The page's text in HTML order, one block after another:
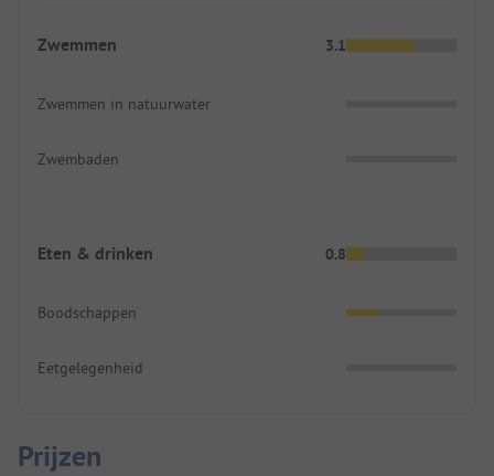
Zwemmen 3.1
Zwemmen in natuurwater
Zwembaden
Eten & drinken 0.8
Boodschappen
Eetgelegenheid
Prijzen